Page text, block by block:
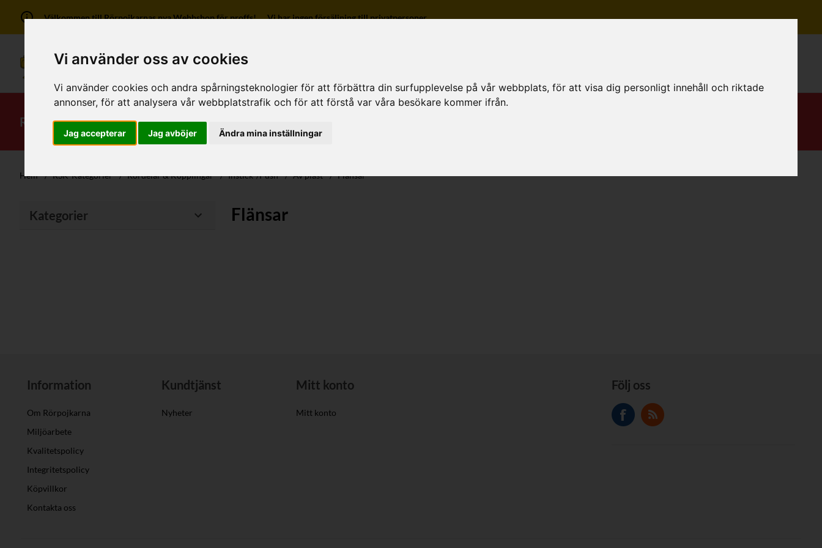
Vi använder oss av cookies
Vi använder cookies och andra spårningsteknologier för att förbättra din surfupplevelse på vår webbplats, för att visa dig personligt innehåll och riktade
annonser, för att analysera vår webbplatstrafik och för att förstå var våra besökare kommer ifrån.
Jag accepterar Jag avböjer Ändra mina inställningar
Välkommen till Rörpojkarnas nya Webbshop för proffs! Vi har ingen försäljning till privatpersoner.
RSK-Kategorier Produkter
Hem / RSK-Kategorier / Rördelar & Kopplingar / Instick-/Push / Av plast / Flänsar
Kategorier Flänsar
Information
Om Rörpojkarna
Miljöarbete
Kvalitetspolicy
Integritetspolicy
Köpvillkor
Kontakta oss
Kundtjänst
Nyheter
Mitt konto
Mitt konto
Följ oss